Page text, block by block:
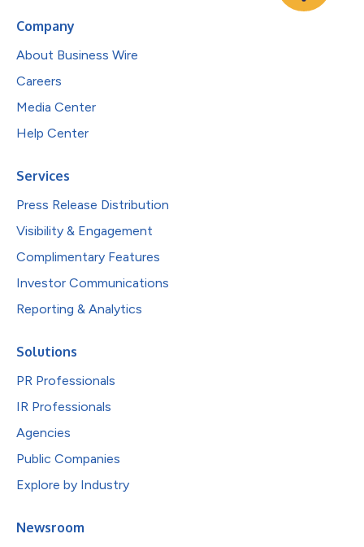
Company
About Business Wire
Careers
Media Center
Help Center
Services
Press Release Distribution
Visibility & Engagement
Complimentary Features
Investor Communications
Reporting & Analytics
Solutions
PR Professionals
IR Professionals
Agencies
Public Companies
Explore by Industry
Newsroom